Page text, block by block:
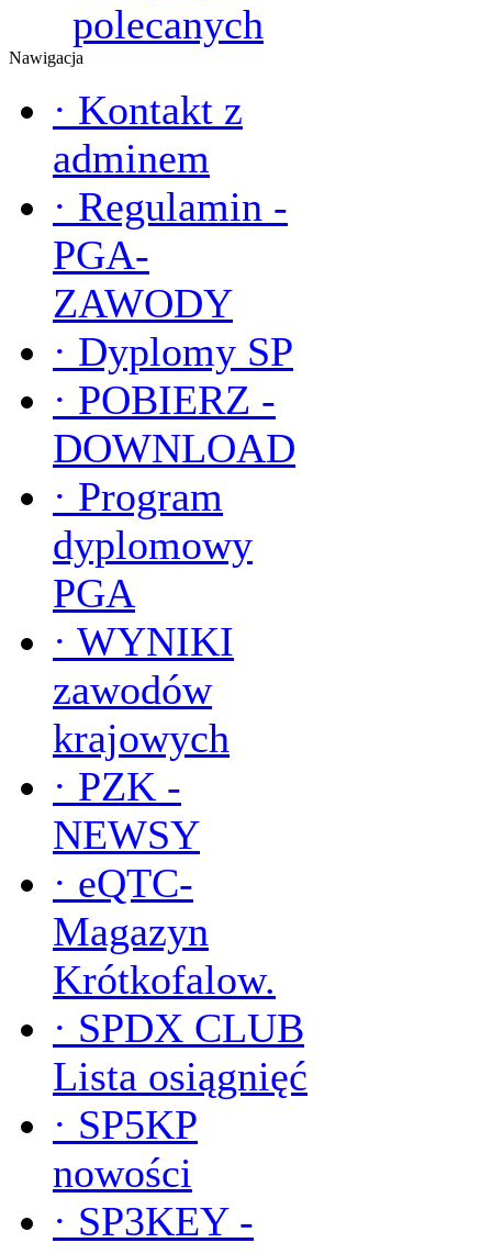
polecanych
Nawigacja
· Kontakt z
adminem
· Regulamin -
PGA-
ZAWODY
· Dyplomy SP
· POBIERZ -
DOWNLOAD
· Program
dyplomowy
PGA
· WYNIKI
zawodów
krajowych
· PZK -
NEWSY
· eQTC-
Magazyn
Krótkofalow.
· SPDX CLUB
Lista osiągnięć
· SP5KP
nowości
· SP3KEY -